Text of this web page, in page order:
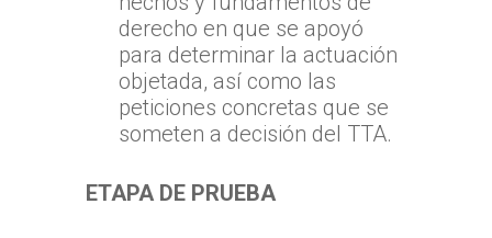
derecho en que se apoyó
para determinar la actuación
objetada, así como las
peticiones concretas que se
someten a decisión del TTA.
ETAPA DE PRUEBA